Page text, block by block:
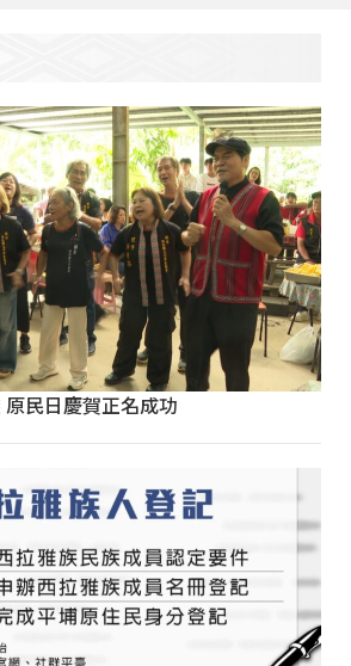
民日慶賀正名成功